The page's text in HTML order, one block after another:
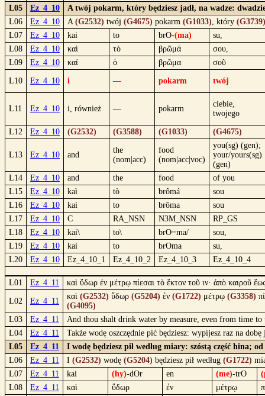
L05
Ez_4_10
A twój pokarm, który będziesz jadł, na wadze:
L06
Ez_4_10 A (G2532) twój (G4675) pokarm (G1033), który (G3739)
L07
Ez_4_10 kai to brO-(ma)
su,
L08
Ez_4_10 καὶ τὸ βρῶμά
σου,
L09
Ez_4_10 καί ὁ βρῶμα σοῦ
L10 Ez_4_10 i — pokarm twój
L11 Ez_4_10 i, również — pokarm
ciebie,
twojego
L12 Ez_4_10 (G2532) (G3588) (G1033) (G4675)
L13 Ez_4_10 and
the
(nom|acc)
food
(nom|acc|voc)
you(sg) (gen);
your/yours(sg)
(gen)
L14
Ez_4_10 and the food
of you
L15
Ez_4_10 kaì tò brômá
sou
L16
Ez_4_10 kai to brōma
sou
L17
Ez_4_10 C RA_NSN N3M_NSN
RP_GS
L18
Ez_4_10 kai\ to\ brO=ma/
sou,
L19
Ez_4_10 kai to brOma
su,
L20
Ez_4_10 Ez_4_10_1 Ez_4_10_2 Ez_4_10_3 Ez_4_10_4
L01 Ez_4_11 καὶ ὕδωρ ἐν μέτρῳ πίεσαι τὸ ἕκτον τοῦ ιν· ἀπὸ καιροῦ
L02 Ez_4_11
καὶ (G2532) ὕδωρ (G5204) ἐν (G1722) μέτρῳ (G3358)
(G4095)
L03
Ez_4_11
And thou shalt drink water by measure, even from time
L04
Ez_4_11
Także wodę oszczędnie pić będziesz: wypijesz raz na
L05
Ez_4_11
I wodę będziesz pił według miary: szóstą część hina;
L06
Ez_4_11 I (G2532) wodę (G5204) będziesz pił według (G1722)
L07
Ez_4_11 kai (hy)-dOr en (me)-trO
L08
Ez_4_11 καὶ ὕδωρ ἐν μέτρῳ